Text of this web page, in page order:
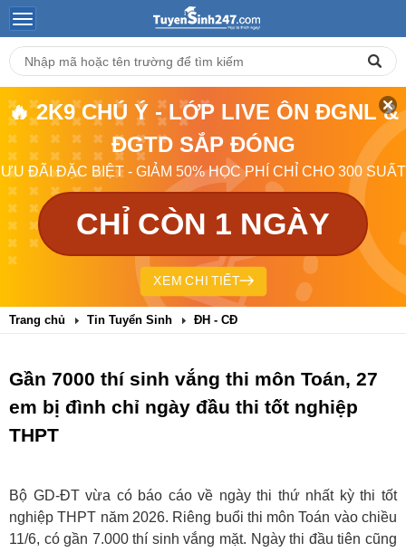
🔥 2K9 CHÚ Ý - LỚP LIVE ÔN ĐGNL &
ĐGTD SẮP ĐÓNG
ƯU ĐÃI ĐẶC BIỆT - GIẢM 50% HỌC PHÍ CHỈ CHO 300 SUẤT
CHỈ CÒN 1 NGÀY
XEM CHI TIẾT
Trang chủ Tin Tuyển Sinh ĐH - CĐ
Gần 7000 thí sinh vắng thi môn Toán, 27
em bị đình chỉ ngày đầu thi tốt nghiệp
THPT
Bộ GD-ĐT vừa có báo cáo về ngày thi thứ nhất kỳ thi tốt
nghiệp THPT năm 2026. Riêng buổi thi môn Toán vào chiều
11/6, có gần 7.000 thí sinh vắng mặt. Ngày thi đầu tiên cũng